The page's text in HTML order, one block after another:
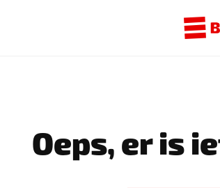
Oeps, er is